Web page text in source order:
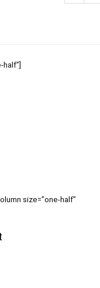
230.000 ₫
size=”one-half”